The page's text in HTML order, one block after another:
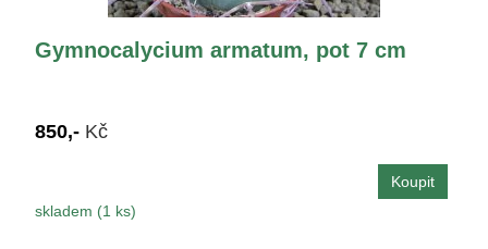
Gymnocalycium armatum, pot 7 cm
850,- Kč
skladem (1 ks)